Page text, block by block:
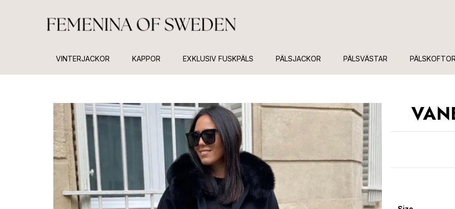
VINTERJACKOR KAPPOR EXKLUSIV FUSKPÄLS PÄLSJACKOR PÄLSVÄSTAR PÄLSKOFTOR